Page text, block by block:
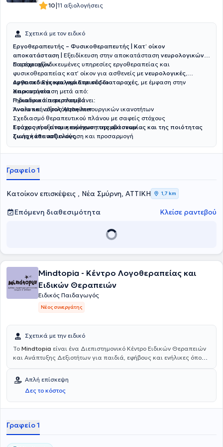
αισθητηριακή ολοκλήρωση, η ειδική μαθησιακή αποκατάσταση, η
μουσικοκινητική από μουσικοπαιδαγωγό, θεατρικό παιχνίδι και
άλλες δημιουργικές ομαδικές ασχολίες που βασικό
χαρακτηριστικό θα αποτελεί η συμπερίληψη.
10|11 αξιολογήσεις
Σχετικά με τον ειδικό
Εργοθεραπευτής – Φυσικοθεραπευτής | Κατ’ οίκον
αποκατάσταση | Εξειδίκευση στην αποκατάσταση νευρολογικών
διαταραχών
Παρέχει εξειδικευμένες υπηρεσίες εργοθεραπείας και
φυσικοθεραπείας κατ’ οίκον για ασθενείς με νευρολογικές,
ορθοπεδικές και γηριατρικές διαταραχές, με έμφαση στην
αποκατάσταση μετά από:
Aγγειακό Εγκεφαλικό Επεισόδιο
Xειρουργεία
Γηριατρικά περιστατικά
Άνοια και νόσος Alzheimer
Η διαδικασία περιλαμβάνει:
Αναλυτική αξιολόγηση λειτουργικών ικανοτήτων
Σχεδιασμό θεραπευτικού πλάνου με σαφείς στόχους
Εφαρμογή εξατομικευμένων παρεμβάσεων
Συνεχή επαναξιολόγηση και προσαρμογή
Στόχος του είναι η ενίσχυση της αυτονομίας και της ποιότητας
ζωής κάθε ασθενούς.
Γραφείο 1
Κατοίκον επισκέψεις , Νέα Σμύρνη, ΑΤΤΙΚΗ 1,7 km
Επόμενη διαθεσιμότητα Κλείσε ραντεβού
Mindtopia - Κέντρο Λογοθεραπείας και
Ειδικών Θεραπειών
Ειδικός Παιδαγωγός
Νέος συνεργάτης
Σχετικά με την ειδικό
To Mindtopia είναι ένα Διεπιστημονικό Κέντρο Ειδικών Θεραπειών
και Ανάπτυξης Δεξιοτήτων για παιδιά, εφήβους και ενήλικες όπου η
Προσφέρονται υπηρεσίες Ειδικού Παιδαγωγού με εξατομικευμένα
εκπαιδευτικά προγράμματα για παιδιά με μαθησιακές δυσκολίες,
υποστηρίζοντας την ανάπτυξη κοινωνικών και συναισθηματικών
δεξιοτήτων. Επιπλέον, προσφέρονται υπηρεσίες Εργοθεραπείας, η
δεξιοτήτων, οι οποίες είναι απαραίτητες για την καθημερινή ζωή
και ανεξαρτησία των παιδιών, υπηρεσίες Ψυχολογικής
Απλή επίσκεψη
Δες το κόστος
Γραφείο 1